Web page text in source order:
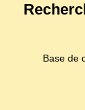
Base de